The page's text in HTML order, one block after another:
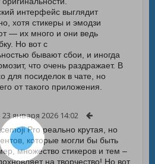
интерфейс выглядит
хотя стикеры и эмодзи
— их много и они ведь
Но вот с
бывают сбои, и иногда
что очень раздражает. В
для посиделок в чате, но
от такого приложения.
23 января 2026 14:02
Pro реально крутая, но
которые могли бы быть
множество стикеров и тем –
на творчество! Но вот